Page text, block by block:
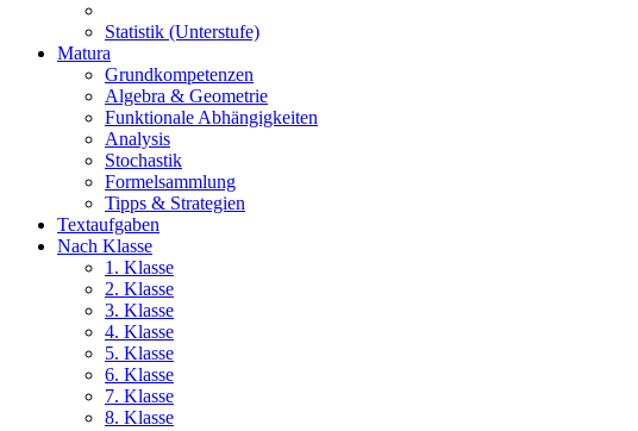
Statistik (Unterstufe)
Matura
Grundkompetenzen
Algebra & Geometrie
Funktionale Abhängigkeiten
Analysis
Stochastik
Formelsammlung
Tipps & Strategien
Textaufgaben
Nach Klasse
1. Klasse
2. Klasse
3. Klasse
4. Klasse
5. Klasse
6. Klasse
7. Klasse
8. Klasse